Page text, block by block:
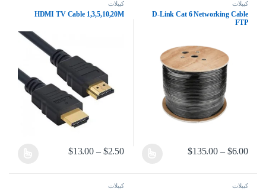
كيبلات
D-Link Cat 6 Networking Cable
FTP
$6.00
–
$135.00 نطاق السعر: من ⁦$6.00⁩ خلال ⁦$135.00⁩
كيبلات
HDMI TV Cable 1,3,5,10,20M
$2.50
–
$13.00 نطاق السعر: من ⁦$2.50⁩ خلال ⁦$13.00⁩
كيبلات كيبلات